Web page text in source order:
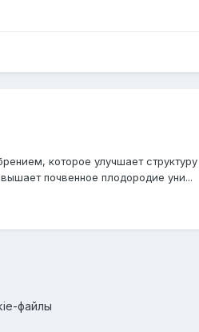
которое улучшает
почвенное плодородие уни...
файлы